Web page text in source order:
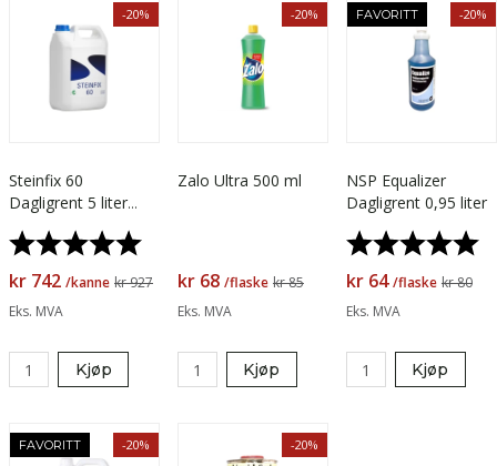
-20%
Steinfix 60
Dagligrent 5 liter
Svanemerket
Karakter:
kr 742 /kanne kr 927
Eks. MVA
Kjøp
-20%
Zalo Ultra 500 ml
kr 68 /flaske kr 85
Eks. MVA
Kjøp
FAVORITT -20%
NSP Equalizer
Dagligrent 0,95 liter
Karakter:
kr 64 /flaske kr 80
Eks. MVA
Kjøp
FAVORITT -20% -20%